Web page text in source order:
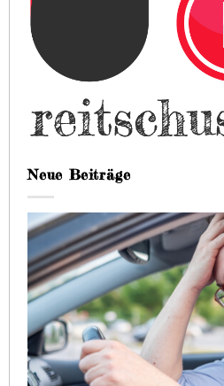
Neue Beiträge